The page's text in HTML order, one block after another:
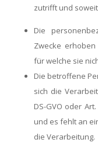
zutrifft und
Die
Zwecke
für welche sie
Die betroffene
sich die
DS-GVO oder
und es fehlt an
die Verarbeitung.